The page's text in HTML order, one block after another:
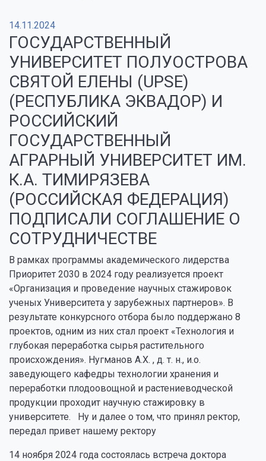
14.11.2024
ГОСУДАРСТВЕННЫЙ
УНИВЕРСИТЕТ ПОЛУОСТРОВА
СВЯТОЙ ЕЛЕНЫ (UPSE)
(РЕСПУБЛИКА ЭКВАДОР) И
РОССИЙСКИЙ
ГОСУДАРСТВЕННЫЙ
АГРАРНЫЙ УНИВЕРСИТЕТ ИМ.
К.А. ТИМИРЯЗЕВА
(РОССИЙСКАЯ ФЕДЕРАЦИЯ)
ПОДПИСАЛИ СОГЛАШЕНИЕ О
СОТРУДНИЧЕСТВЕ
В рамках программы академического лидерства
Приоритет 2030 в 2024 году реализуется проект
«Организация и проведение научных стажировок
ученых Университета у зарубежных партнеров». В
результате конкурсного отбора было поддержано 8
проектов, одним из них стал проект «Технология и
глубокая переработка сырья растительного
происхождения». Нугманов А.Х. , д. т. н., и.о.
заведующего кафедры технологии хранения и
переработки плодоовощной и растениеводческой
продукции проходит научную стажировку в
университете. Ну и далее о том, что принял ректор,
передал привет нашему ректору
14 ноября 2024 года состоялась встреча доктора